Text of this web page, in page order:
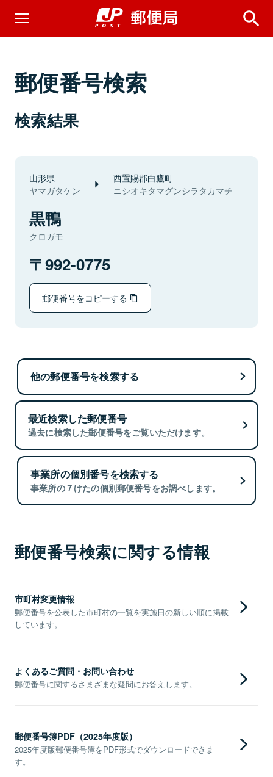
郵便番号検索
検索結果
山形県
ヤマガタケン
西置賜郡白鷹町
ニシオキタマグンシラタカマチ
黒鴨
クロガモ
992-0775
郵便番号をコピーする
他の郵便番号を検索する
最近検索した郵便番号
過去に検索した郵便番号をご覧いただけます。
事業所の個別番号を検索する
事業所の７けたの個別郵便番号をお調べします。
郵便番号検索に関する情報
市町村変更情報
郵便番号を公表した市町村の一覧を実施日の新しい順に掲載
しています。
よくあるご質問・お問い合わせ
郵便番号に関するさまざまな疑問にお答えします。
郵便番号簿PDF（2025年度版）
2025年度版郵便番号簿をPDF形式でダウンロードできま
す。